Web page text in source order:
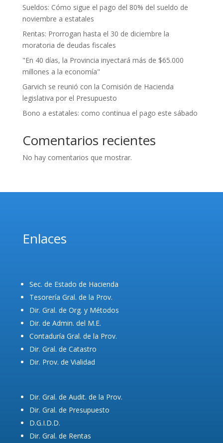
Sueldos: Cómo sigue el pago del 80% del sueldo de
noviembre a estatales
Rentas: Prorrogan hasta el 30 de diciembre la
moratoria de deudas fiscales
"En 40 días, la Provincia inyectará más de $65.000
millones a la economía"
Garvich se reunió con la Comisión de Hacienda
legislativa por el Presupuesto
Bono a estatales: como continua el pago este sábado
Comentarios recientes
No hay comentarios que mostrar.
Enlaces
Sec. de Estado de Hacienda
Tesorería Gral. de la Prov.
Dir. Gral. de Org. y Métodos
Dir. de Admin. del M.E.
Contaduría Gral. de la Prov.
Dir. Gral. de Catastro
Dir. Prov. de Vialidad
Dir. Gral. de Audit. de la Prov.
Dir. Gral. de Presupuesto
D.G.I.D.D.
Dir. Gral. de Rentas